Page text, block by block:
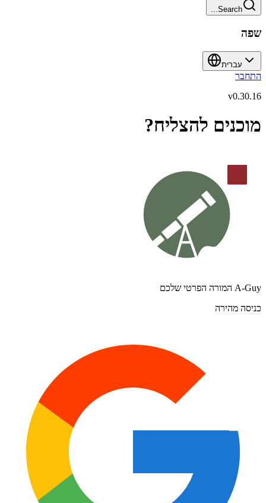
Search...
שפה
עברית
התחבר
v0.30.16
מוכנים להצליח?
A-Guy המורה הפרטי שלכם
כניסה מהירה